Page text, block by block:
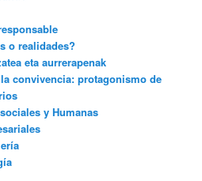
o realidades?
eta aurrerapenak
convivencia: protagonismo de
y Humanas